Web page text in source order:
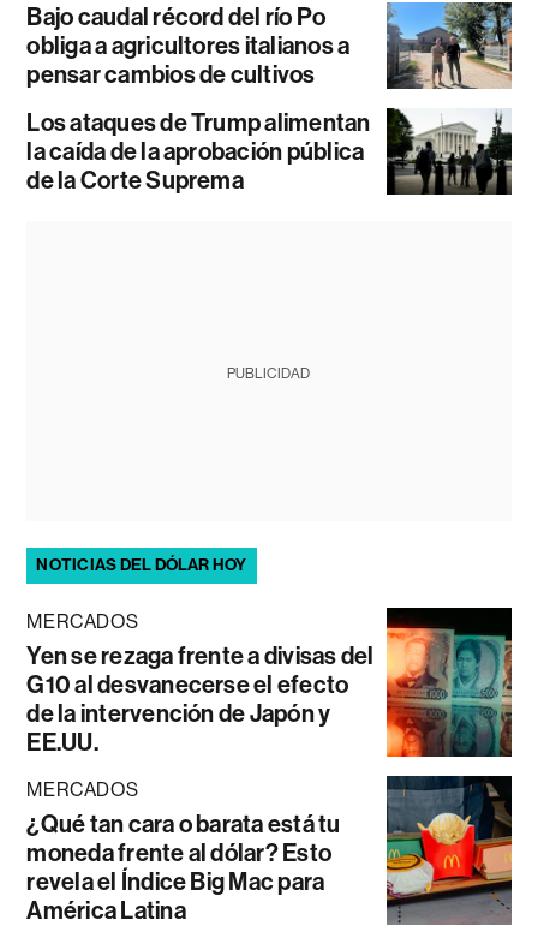
Bajo caudal récord del río Po
obliga a agricultores italianos a
pensar cambios de cultivos
Los ataques de Trump alimentan
la caída de la aprobación pública
de la Corte Suprema
PUBLICIDAD
NOTICIAS DEL DÓLAR HOY
MERCADOS
Yen se rezaga frente a divisas del
G10 al desvanecerse el efecto
de la intervención de Japón y
EE.UU.
MERCADOS
¿Qué tan cara o barata está tu
moneda frente al dólar? Esto
revela el Índice Big Mac para
América Latina